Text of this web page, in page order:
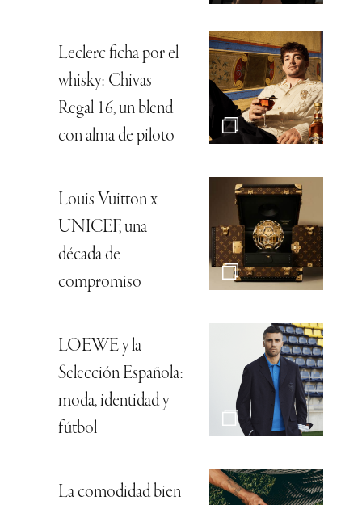
Leclerc ficha por el
whisky: Chivas
Regal 16, un blend
con alma de piloto
Louis Vuitton x
UNICEF, una
década de
compromiso
LOEWE y la
Selección Española:
moda, identidad y
fútbol
La comodidad bien